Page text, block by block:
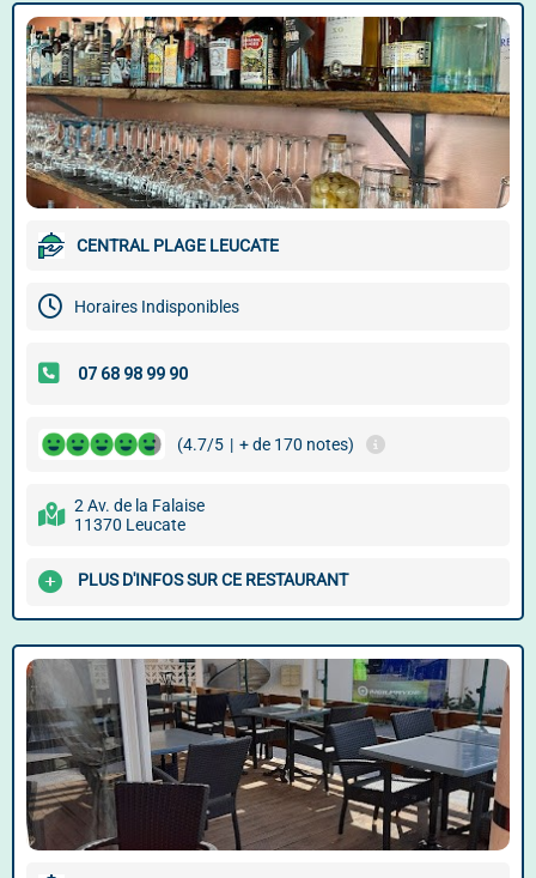
CENTRAL PLAGE LEUCATE
Horaires Indisponibles
(4.7/5 | + de 170 notes)
2 Av. de la Falaise
11370 Leucate
PLUS D'INFOS SUR CE RESTAURANT